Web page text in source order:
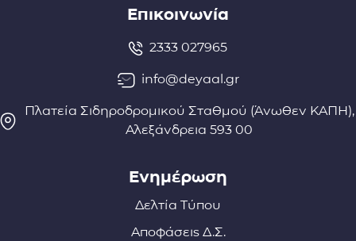
Επικοινωνία
2333 027965
info@deyaal.gr
Πλατεία Σιδηροδρομικού Σταθμού (Άνωθεν ΚΑΠΗ),
Αλεξάνδρεια 593 00
Ενημέρωση
Δελτία Τύπου
Αποφάσεις Δ.Σ.